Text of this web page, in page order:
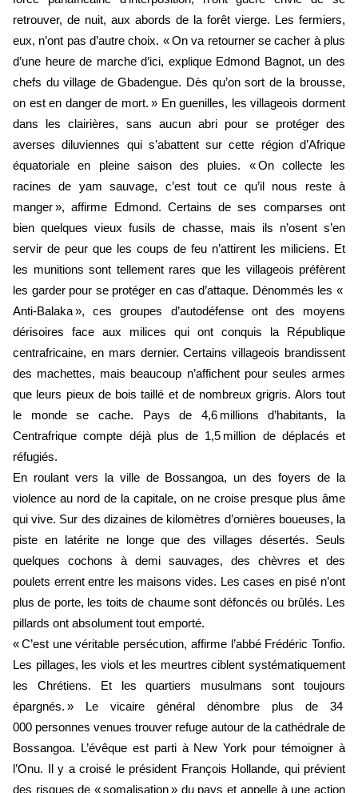
retrouver, de nuit, aux abords de la forêt vierge. Les fermiers,
eux, n’ont pas d’autre choix. « On va retourner se cacher à plus
d’une heure de marche d’ici, explique Edmond Bagnot, un des
chefs du village de Gbadengue. Dès qu’on sort de la brousse,
on est en danger de mort. » En guenilles, les villageois dorment
dans les clairières, sans aucun abri pour se protéger des
averses diluviennes qui s’abattent sur cette région d’Afrique
équatoriale en pleine saison des pluies. « On collecte les
racines de yam sauvage, c’est tout ce qu’il nous reste à
manger », affirme Edmond. Certains de ses comparses ont
bien quelques vieux fusils de chasse, mais ils n’osent s’en
servir de peur que les coups de feu n’attirent les miliciens. Et
les munitions sont tellement rares que les villageois préfèrent
les garder pour se protéger en cas d’attaque. Dénommés les «
Anti-Balaka », ces groupes d’autodéfense ont des moyens
dérisoires face aux milices qui ont conquis la République
centrafricaine, en mars dernier. Certains villageois brandissent
des machettes, mais beaucoup n’affichent pour seules armes
que leurs pieux de bois taillé et de nombreux grigris. Alors tout
le monde se cache. Pays de 4,6 millions d’habitants, la
Centrafrique compte déjà plus de 1,5 million de déplacés et
réfugiés.
En roulant vers la ville de Bossangoa, un des foyers de la
violence au nord de la capitale, on ne croise presque plus âme
qui vive. Sur des dizaines de kilomètres d’ornières boueuses, la
piste en latérite ne longe que des villages désertés. Seuls
quelques cochons à demi sauvages, des chèvres et des
poulets errent entre les maisons vides. Les cases en pisé n’ont
plus de porte, les toits de chaume sont défoncés ou brûlés. Les
pillards ont absolument tout emporté.
« C’est une véritable persécution, affirme l’abbé Frédéric Tonfio.
Les pillages, les viols et les meurtres ciblent systématiquement
les Chrétiens. Et les quartiers musulmans sont toujours
épargnés. » Le vicaire général dénombre plus de 34
000 personnes venues trouver refuge autour de la cathédrale de
Bossangoa. L’évêque est parti à New York pour témoigner à
l’Onu. Il y a croisé le président François Hollande, qui prévient
des risques de « somalisation » du pays et appelle à une action